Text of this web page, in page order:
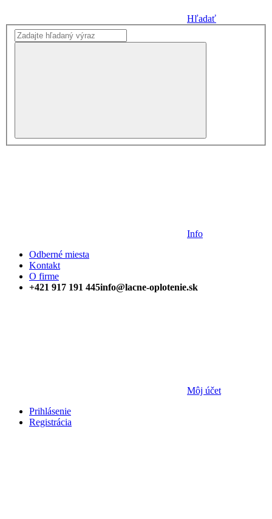
Hľadať
Info
Odberné miesta
Kontakt
O firme
+421 917 191 445info@lacne-oplotenie.sk
Môj účet
Prihlásenie
Registrácia